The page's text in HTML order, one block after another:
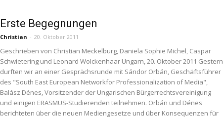
Erste Begegnungen
Christian - 20. Oktober 2011
Geschrieben von Christian Meckelburg, Daniela Sophie Michel, Caspar
Schwietering und Leonard Wolckenhaar Ungarn, 20. Oktober 2011 Gestern
durften wir an einer Gesprächsrunde mit Sándor Orbán, Geschäftsführer
des "South East European Networkfor Professionalization of Media",
Balász Dénes, Vorsitzender der Ungarischen Bürgerrechtsvereinigung
und einigen ERASMUS-Studierenden teilnehmen. Orbán und Dénes
berichteten über die neuen Mediengesetze und über Konsequenzen für